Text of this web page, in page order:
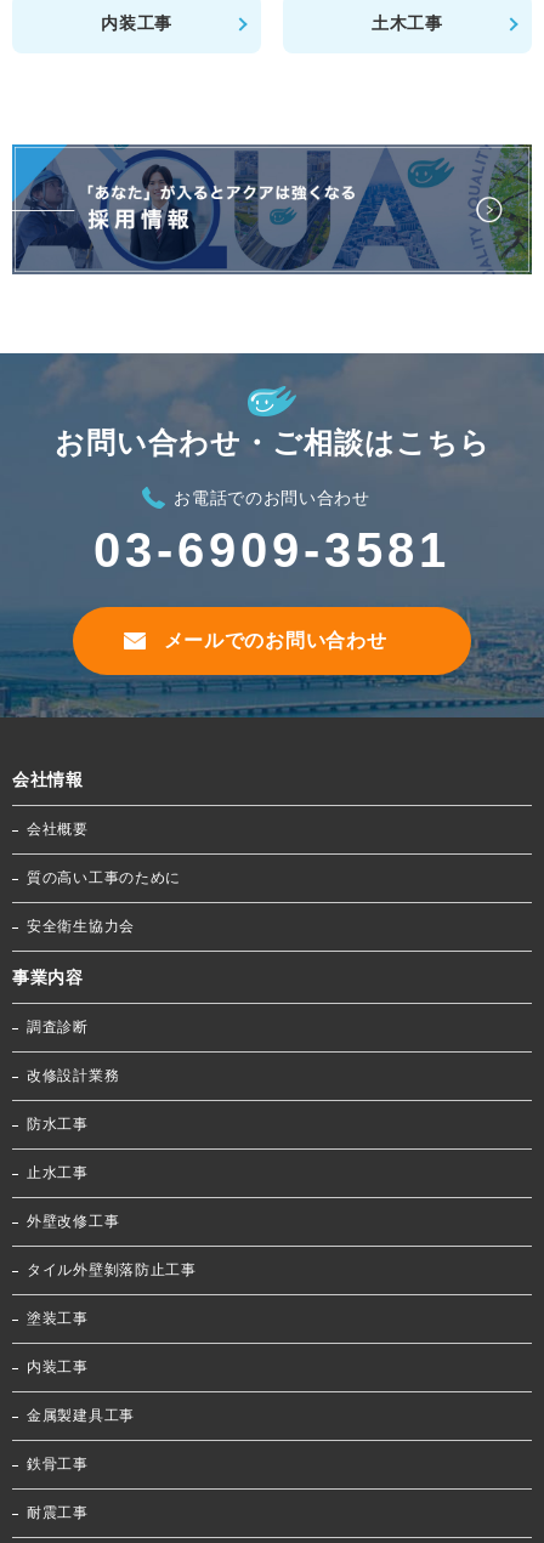
内装工事 土木工事
お問い合わせ・ご相談はこちら
お電話でのお問い合わせ
03-6909-3581
メールでのお問い合わせ
会社情報
会社概要
質の高い工事のために
安全衛生協力会
事業内容
調査診断
改修設計業務
防水工事
止水工事
外壁改修工事
タイル外壁剝落防止工事
塗装工事
内装工事
金属製建具工事
鉄骨工事
耐震工事